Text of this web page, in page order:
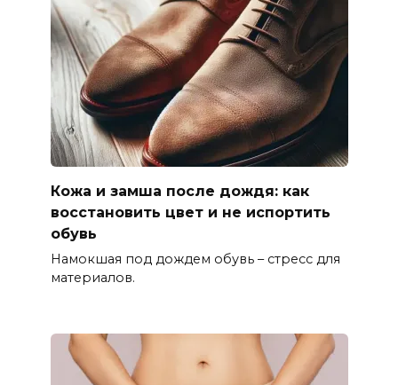
Кожа и замша после дождя: как
восстановить цвет и не испортить
обувь
Намокшая под дождем обувь – стресс для
материалов.